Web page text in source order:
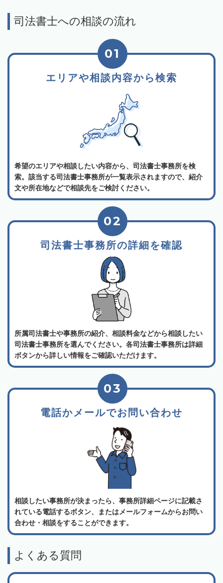
司法書士への相談の流れ
エリアや相談内容から検索
01
希望のエリアや相談したい内容から、司法書士事務所を検
索。該当する司法書士事務所が一覧表示されますので、紹介
文や所在地などで相談先をご検討ください。
司法書士事務所の詳細を確認
02
所属司法書士や事務所の紹介、相談料金などから相談したい
司法書士事務所を選んでください。各司法書士事務所は詳細
ボタンから詳しい情報をご確認いただけます。
電話かメールでお問い合わせ
03
相談したい事務所が決まったら、事務所詳細ページに記載さ
れている電話するボタン、またはメールフォームからお問い
合わせ・相談をすることができます。
よくある質問